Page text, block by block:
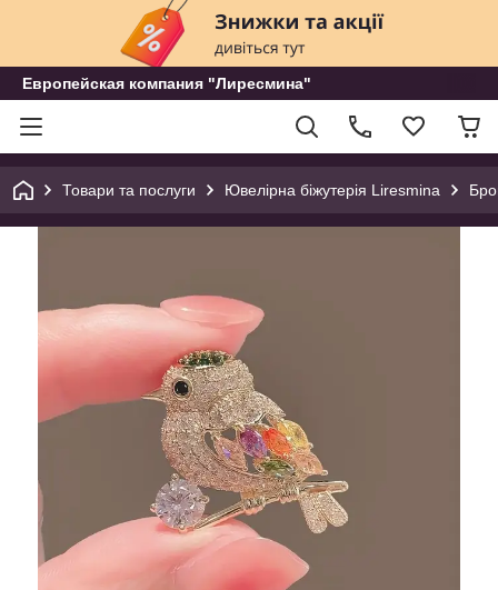
Европейская компания "Лиресмина"
Товари та послуги Ювелірна біжутерія Liresmina